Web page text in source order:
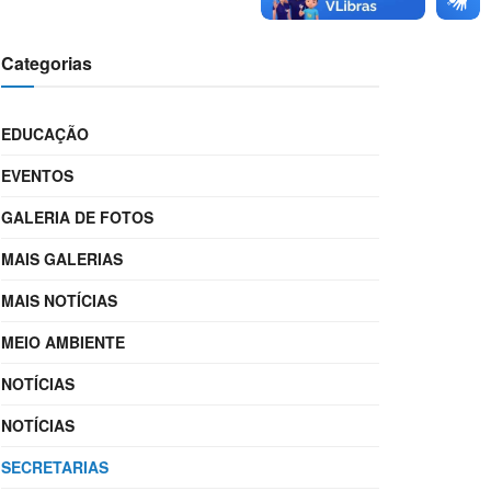
Categorias
EDUCAÇÃO
EVENTOS
GALERIA DE FOTOS
MAIS GALERIAS
MAIS NOTÍCIAS
MEIO AMBIENTE
NOTÍCIAS
NOTÍCIAS
SECRETARIAS